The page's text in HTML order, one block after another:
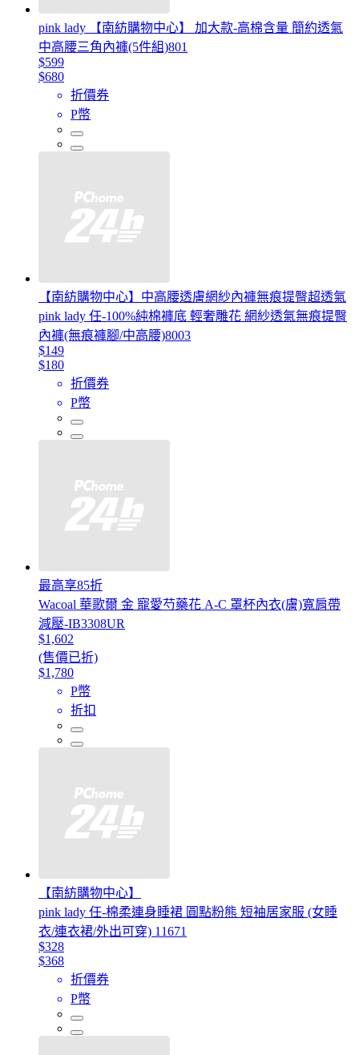
pink lady 【南紡購物中心】 加大款-高棉含量 簡約透氣
中高腰三角內褲(5件組)801
$599
$680
折價券
P幣
【南紡購物中心】中高腰透膚網紗內褲無痕提臀超透氣
pink lady 任-100%純棉褲底 輕奢雕花 網紗透氣無痕提臀
內褲(無痕褲腳/中高腰)8003
$149
$180
折價券
P幣
最高享85折
Wacoal 華歌爾 金 寵愛芍藥花 A-C 罩杯內衣(膚)寬肩帶
減壓-IB3308UR
$1,602
(售價已折)
$1,780
P幣
折扣
【南紡購物中心】
pink lady 任-棉柔連身睡裙 圓點粉熊 短袖居家服 (女睡
衣/連衣裙/外出可穿) 11671
$328
$368
折價券
P幣